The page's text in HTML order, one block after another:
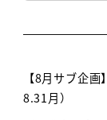
【8月サブ企
8.31月）